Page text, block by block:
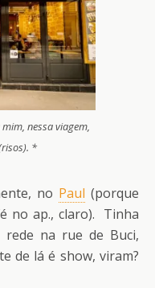
mim, nessa viagem,
*
no Paul (porque
no ap., claro). Tinha
rede na rue de Buci,
de lá é show, viram?